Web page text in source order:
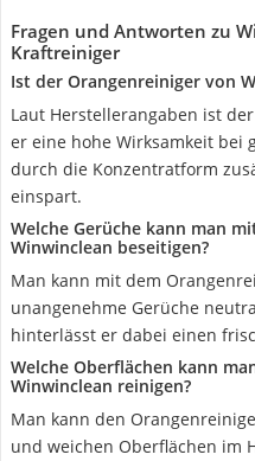
Fragen und Antworten zu
Kraftreiniger
Ist der Orangenreiniger von
Laut Herstellerangaben ist
er eine hohe Wirksamkeit bei
durch die Konzentratform
einspart.
Welche Gerüche kann man
Winwinclean beseitigen?
Man kann mit dem
unangenehme Gerüche
hinterlässt er dabei einen
Welche Oberflächen kann
Winwinclean reinigen?
Man kann den
und weichen Oberflächen im